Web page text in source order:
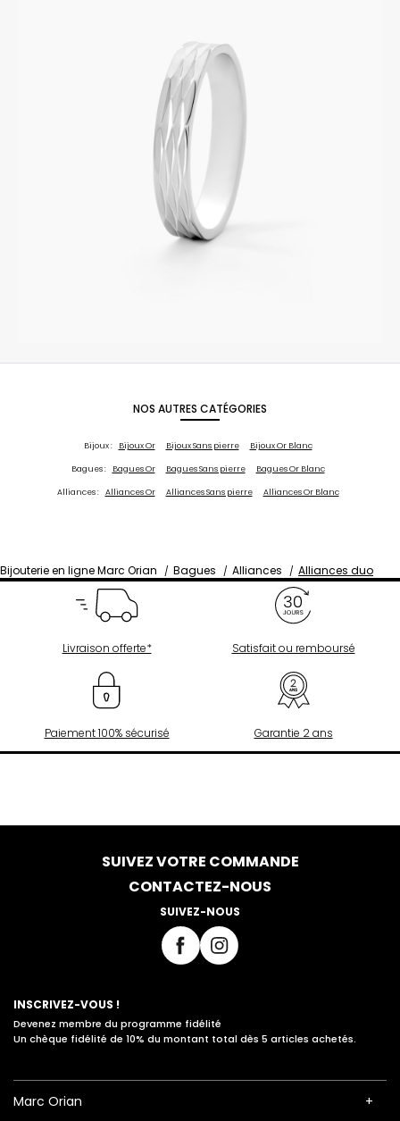
NOS AUTRES CATÉGORIES
Bijoux : Bijoux Or Bijoux Sans pierre Bijoux Or Blanc
Bagues : Bagues Or Bagues Sans pierre Bagues Or Blanc
Alliances : Alliances Or Alliances Sans pierre Alliances Or Blanc
Bijouterie en ligne Marc Orian Bagues Alliances Alliances duo
Livraison offerte* Satisfait ou remboursé
Paiement 100% sécurisé Garantie 2 ans
SUIVEZ VOTRE COMMANDE
CONTACTEZ-NOUS
SUIVEZ-NOUS
INSCRIVEZ-VOUS !
Devenez membre du programme fidélité
Un chèque fidélité de 10% du montant total dès 5 articles achetés.
Marc Orian